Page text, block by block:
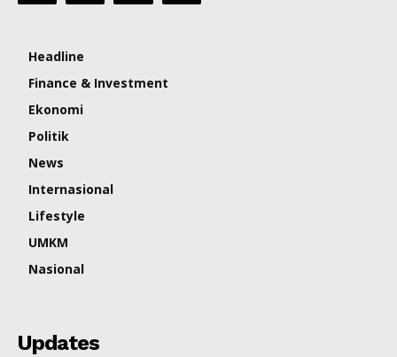
Headline
Finance & Investment
Ekonomi
Politik
News
Internasional
Lifestyle
UMKM
Nasional
Updates